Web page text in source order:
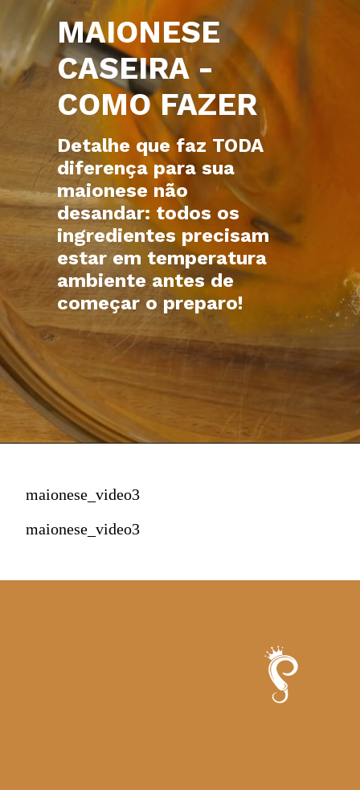
MAIONESE
CASEIRA -
COMO FAZER
Detalhe que faz TODA
diferença para sua
maionese não
desandar: todos os
ingredientes precisam
estar em temperatura
ambiente antes de
começar o preparo!
maionese_video3
maionese_video3